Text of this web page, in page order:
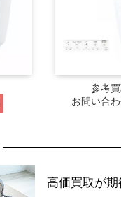
参考
お問い合
高価買取が